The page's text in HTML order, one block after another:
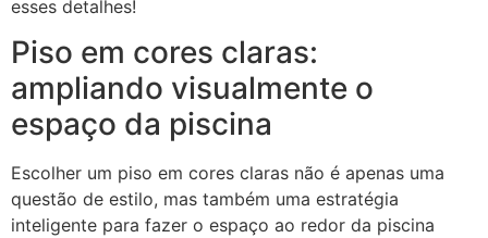
esses detalhes!
Piso em cores claras:
ampliando visualmente o
espaço da piscina
Escolher um piso em cores claras não é apenas uma
questão de estilo, mas também uma estratégia
inteligente para fazer o espaço ao redor da piscina